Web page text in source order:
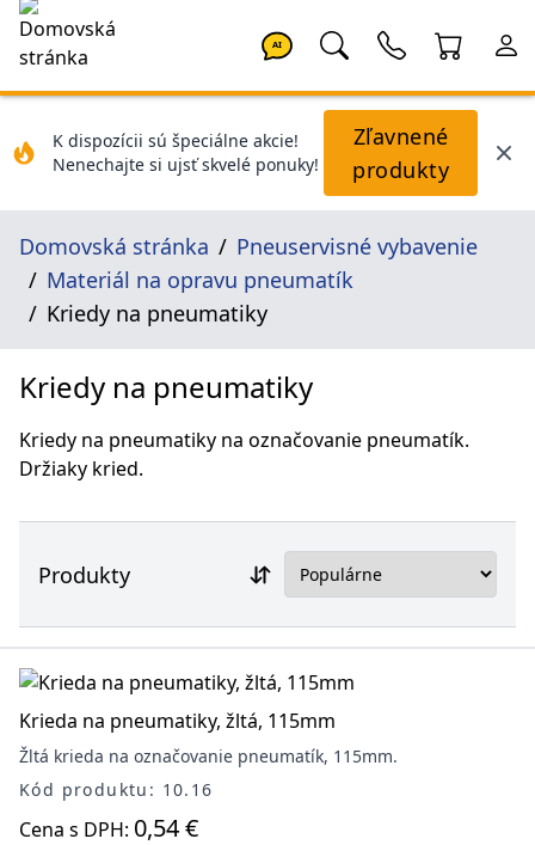
AI
K dispozícii sú špeciálne akcie!
Nenechajte si ujsť skvelé ponuky!
Zľavnené
produkty
Domovská stránka
Pneuservisné vybavenie
Materiál na opravu pneumatík
Kriedy na pneumatiky
Kriedy na pneumatiky
Kriedy na pneumatiky na označovanie pneumatík.
Držiaky kried.
Produkty
Krieda na pneumatiky, žltá, 115mm
Žltá krieda na označovanie pneumatík, 115mm.
Kód produktu: 10.16
Cena s DPH: 0,54 €